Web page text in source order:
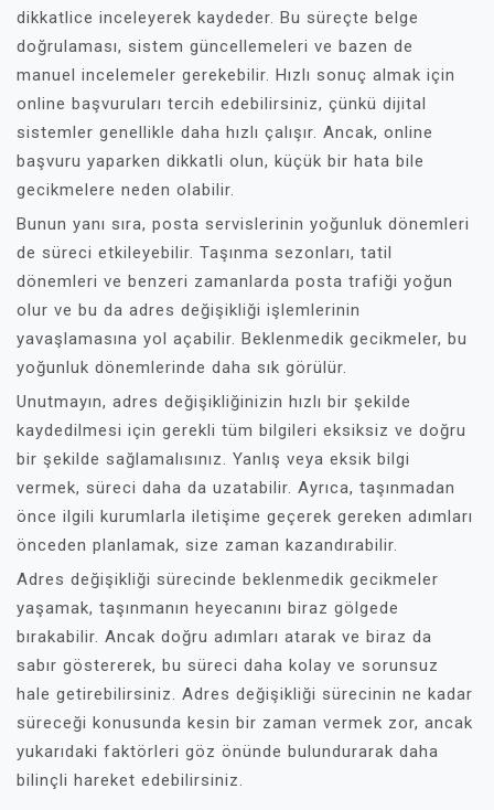
dikkatlice inceleyerek kaydeder. Bu süreçte belge
doğrulaması, sistem güncellemeleri ve bazen de
manuel incelemeler gerekebilir. Hızlı sonuç almak için
online başvuruları tercih edebilirsiniz, çünkü dijital
sistemler genellikle daha hızlı çalışır. Ancak, online
başvuru yaparken dikkatli olun, küçük bir hata bile
gecikmelere neden olabilir.
Bunun yanı sıra, posta servislerinin yoğunluk dönemleri
de süreci etkileyebilir. Taşınma sezonları, tatil
dönemleri ve benzeri zamanlarda posta trafiği yoğun
olur ve bu da adres değişikliği işlemlerinin
yavaşlamasına yol açabilir. Beklenmedik gecikmeler, bu
yoğunluk dönemlerinde daha sık görülür.
Unutmayın, adres değişikliğinizin hızlı bir şekilde
kaydedilmesi için gerekli tüm bilgileri eksiksiz ve doğru
bir şekilde sağlamalısınız. Yanlış veya eksik bilgi
vermek, süreci daha da uzatabilir. Ayrıca, taşınmadan
önce ilgili kurumlarla iletişime geçerek gereken adımları
önceden planlamak, size zaman kazandırabilir.
Adres değişikliği sürecinde beklenmedik gecikmeler
yaşamak, taşınmanın heyecanını biraz gölgede
bırakabilir. Ancak doğru adımları atarak ve biraz da
sabır göstererek, bu süreci daha kolay ve sorunsuz
hale getirebilirsiniz. Adres değişikliği sürecinin ne kadar
süreceği konusunda kesin bir zaman vermek zor, ancak
yukarıdaki faktörleri göz önünde bulundurarak daha
bilinçli hareket edebilirsiniz.